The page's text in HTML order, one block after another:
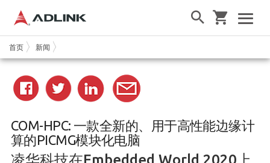
首页 新闻
COM-HPC: 一款全新的、用于高性能边缘计
算的PICMG模块化电脑
凌华科技在Embedded World 2020上